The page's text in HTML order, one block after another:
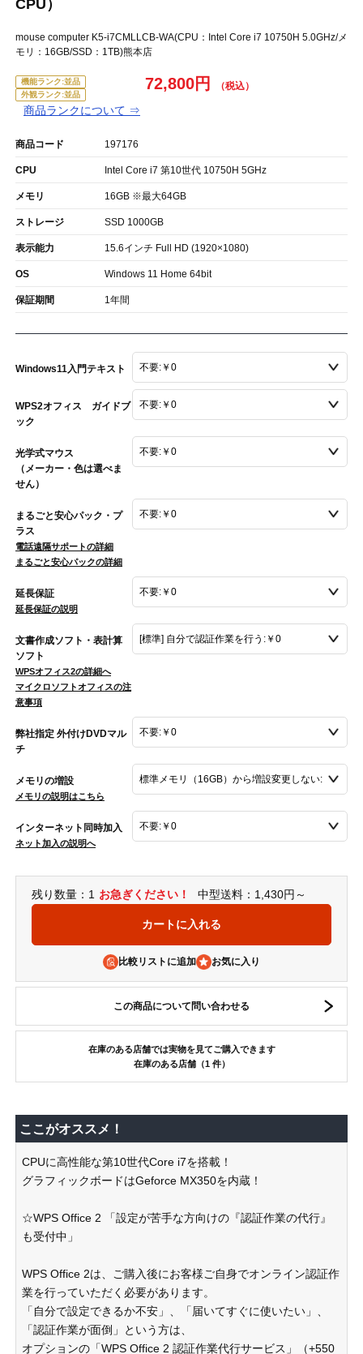
CPU）
mouse computer K5-i7CMLLCB-WA(CPU：Intel Core i7 10750H 5.0GHz/メ
モリ：16GB/SSD：1TB)熊本店
機能ランク:並品
外観ランク:並品
商品ランクについて ⇒
72,800円
商品コード 197176
CPU Intel Core i7 第10世代 10750H 5GHz
メモリ 16GB ※最大64GB
ストレージ SSD 1000GB
表示能力 15.6インチ Full HD (1920×1080)
OS Windows 11 Home 64bit
保証期間 1年間
Windows11入門テキスト
WPS2オフィス ガイドブ
ック
光学式マウス
（メーカー・色は選べま
せん）
まるごと安心パック・プ
ラス
電話遠隔サポートの詳細
まるごと安心パックの詳細
延長保証
延長保証の説明
文書作成ソフト・表計算
ソフト
WPSオフィス2の詳細へ
マイクロソフトオフィスの注
意事項
弊社指定 外付けDVDマル
チ
メモリの増設
メモリの説明はこちら
インターネット同時加入
ネット加入の説明へ
残り数量：1 お急ぎください！ 中型送料：1,430円～
比較リストに追加
この商品について問い合わせる
在庫のある店舗では実物を見てご購入できます
在庫のある店舗（1 件）
ここがオススメ！
CPUに高性能な第10世代Core i7を搭載！
グラフィックボードはGeforce MX350を内蔵！
☆WPS Office 2 「設定が苦手な方向けの『認証作業の代行』
も受付中」
WPS Office 2は、ご購入後にお客様ご自身でオンライン認証作
業を行っていただく必要があります。
「自分で設定できるか不安」、「届いてすぐに使いたい」、
「認証作業が面倒」という方は、
オプションの「WPS Office 2 認証作業代行サービス」（+550